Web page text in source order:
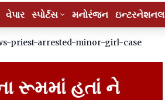
વેપાર સ્પોર્ટસ મનોરંજન ઇન્ટરનેશનલ
priest-arrested-minor-girl-case
રૂમમાં હતાં ને